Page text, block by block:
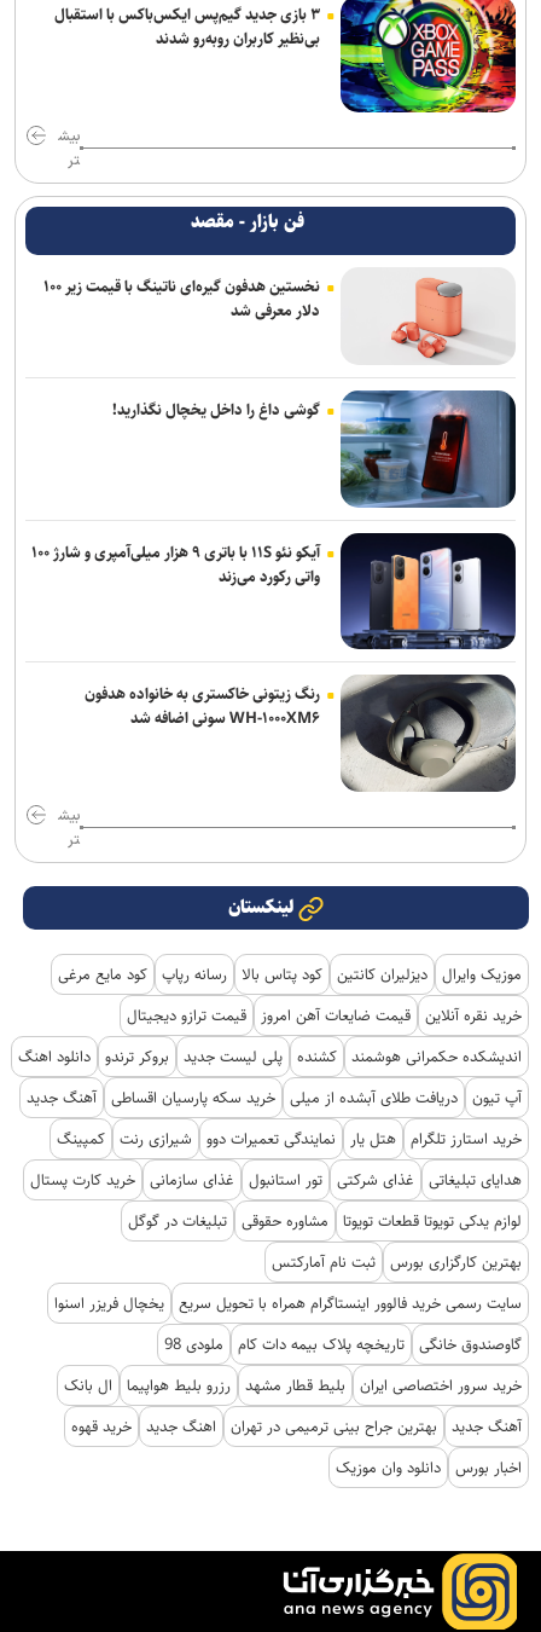
۳ بازی جدید گیم‌پس ایکس‌باکس با استقبال
بی‌نظیر کاربران روبه‌رو شدند
بیش
تر
فن بازار - مقصد
نخستین هدفون گیره‌ای ناتینگ با قیمت زیر ۱۰۰
دلار معرفی شد
گوشی داغ را داخل یخچال نگذارید!
آیکو نئو ۱۱S با باتری ۹ هزار میلی‌آمپری و شارژ ۱۰۰
واتی رکورد می‌زند
رنگ زیتونی خاکستری به خانواده هدفون
WH-۱۰۰۰XM۶ سونی اضافه شد
بیش
تر
لینکستان
موزیک وایرال دیزلیران کانتین کود پتاس بالا رسانه رپاپ کود مایع مرغی
خرید نقره آنلاین قیمت ضایعات آهن امروز
قیمت ترازو دیجیتال
اندیشکده حکمرانی هوشمند کشنده پلی لیست جدید بروکر ترندو دانلود اهنگ
آپ تیون دریافت طلای آبشده از میلی خرید سکه پارسیان اقساطی آهنگ جدید
خرید استارز تلگرام هتل یار نمایندگی تعمیرات دوو شیرازی رنت کمپینگ
هدایای تبلیغاتی
غذای شرکتی تور استانبول غذای سازمانی خرید کارت پستال
لوازم یدکی تویوتا قطعات تویوتا
مشاوره حقوقی تبلیغات در گوگل
بهترین کارگزاری بورس ثبت نام آمارکتس
سایت رسمی خرید فالوور اینستاگرام همراه با تحویل سریع یخچال فریزر اسنوا
گاوصندوق خانگی تاریخچه پلاک بیمه دات کام
ملودی 98
خرید سرور اختصاصی ایران
بلیط قطار مشهد رزرو بلیط هواپیما
ال بانک
آهنگ جدید
بهترین جراح بینی ترمیمی در تهران اهنگ جدید خرید قهوه
اخبار بورس دانلود وان موزیک